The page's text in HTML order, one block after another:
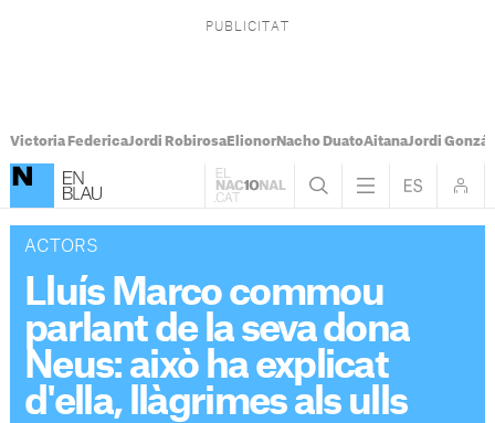
Victoria FedericaJordi RobirosaElionorNacho DuatoAitanaJordi
ACTORS
Lluís Marco commou
parlant de la seva dona
Neus: això ha explicat
d'ella, llàgrimes als ulls